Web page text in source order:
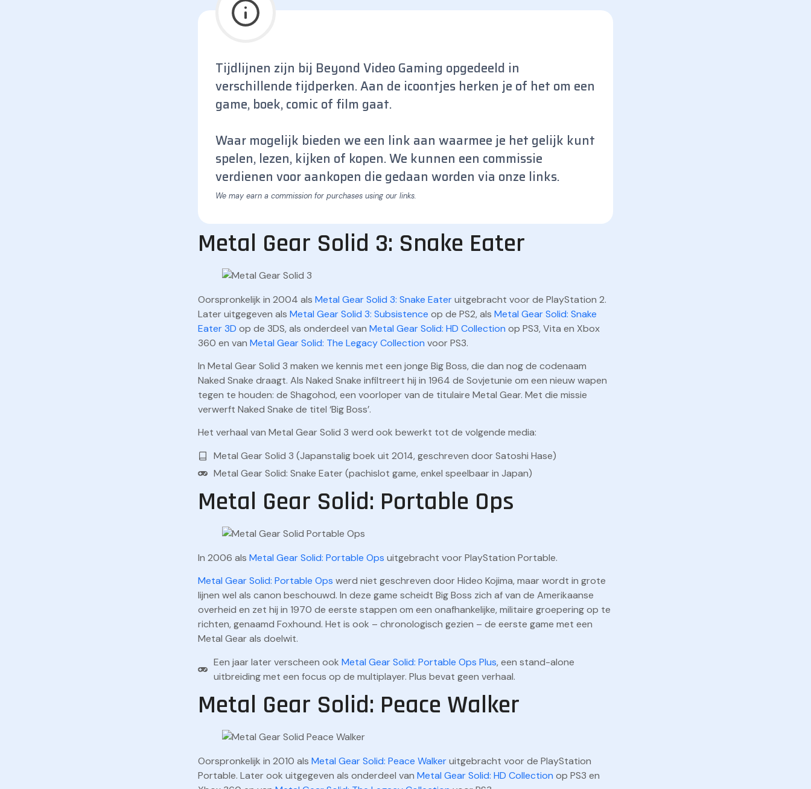
Tijdlijnen zijn bij Beyond Video Gaming opgedeeld in
verschillende tijdperken. Aan de icoontjes herken je of het om een
game, boek, comic of film gaat.
Waar mogelijk bieden we een link aan waarmee je het gelijk kunt
spelen, lezen, kijken of kopen. We kunnen een commissie
verdienen voor aankopen die gedaan worden via onze links.
Metal Gear Solid 3: Snake Eater
Oorspronkelijk in 2004 als Metal Gear Solid 3: Snake Eateruitgebracht voor de PlayStation 2.
Later uitgegeven als Metal Gear Solid 3: Subsistence op de PS2, als Metal Gear Solid: Snake
Eater 3D op de 3DS, als onderdeel van Metal Gear Solid: HD Collection op PS3, Vita en Xbox
360 en van Metal Gear Solid: The Legacy Collection voor PS3.
In Metal Gear Solid 3 maken we kennis met een jonge Big Boss, die dan nog de codenaam
Naked Snake draagt. Als Naked Snake infiltreert hij in 1964 de Sovjetunie om een nieuw wapen
tegen te houden: de Shagohod, een voorloper van de titulaire Metal Gear. Met die missie
verwerft Naked Snake de titel ‘Big Boss’.
Het verhaal van Metal Gear Solid 3 werd ook bewerkt tot de volgende media:
Metal Gear Solid 3 (Japanstalig boek uit 2014, geschreven door Satoshi Hase)
Metal Gear Solid: Snake Eater (pachislot game, enkel speelbaar in Japan)
Metal Gear Solid: Portable Ops
In 2006 als Metal Gear Solid: Portable Ops uitgebracht voor PlayStation Portable.
Metal Gear Solid: Portable Ops werd niet geschreven door Hideo Kojima, maar wordt in grote
lijnen wel als canon beschouwd. In deze game scheidt Big Boss zich af van de Amerikaanse
overheid en zet hij in 1970 de eerste stappen om een onafhankelijke, militaire groepering op te
richten, genaamd Foxhound. Het is ook – chronologisch gezien – de eerste game met een
Metal Gear als doelwit.
Een jaar later verscheen ook Metal Gear Solid: Portable Ops Plus, een stand-alone
uitbreiding met een focus op de multiplayer. Plus bevat geen verhaal.
Metal Gear Solid: Peace Walker
Oorspronkelijk in 2010 als Metal Gear Solid: Peace Walkeruitgebracht voor de PlayStation
Portable. Later ook uitgegeven als onderdeel van Metal Gear Solid: HD Collection op PS3 en